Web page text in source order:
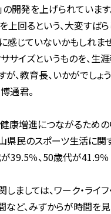
の開発を上げられていま
回るという、大変すば
感じていないかもしれま
サイズというものを、
、教育長、いかがでしょ
通君。
増進につながるための
民のスポーツ生活に関
39.5％、50歳代が41.9
ましては、ワーク・ラ
ど、みずからが時間を